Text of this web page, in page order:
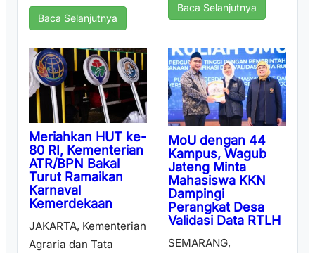
Baca Selanjutnya
Baca Selanjutnya
Meriahkan HUT ke-
80 RI, Kementerian
ATR/BPN Bakal
Turut Ramaikan
Karnaval
Kemerdekaan
JAKARTA, Kementerian
Agraria dan Tata
MoU dengan 44
Kampus, Wagub
Jateng Minta
Mahasiswa KKN
Dampingi
Perangkat Desa
Validasi Data RTLH
SEMARANG,